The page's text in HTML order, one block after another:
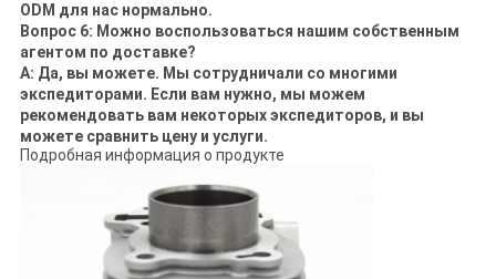
ODM для нас нормально.
Вопрос 6: Можно воспользоваться нашим собственным
агентом по доставке?
A: Да, вы можете. Мы сотрудничали со многими
экспедиторами. Если вам нужно, мы можем
рекомендовать вам некоторых экспедиторов, и вы
можете сравнить цену и услуги.
Подробная информация о продукте